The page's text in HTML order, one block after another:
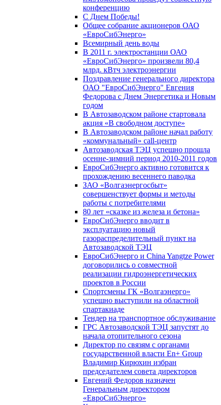
конференцию
С Днем Победы!
Общее собрание акционеров ОАО
«ЕвроСибЭнерго»
Всемирный день воды
В 2011 г. электростанции ОАО
«ЕвроСибЭнерго» произвели 80,4
млрд. кВтч электроэнергии
Поздравление генерального директора
ОАО "ЕвроСибЭнерго" Евгения
Федорова с Днем Энергетика и Новым
годом
В Автозаводском районе стартовала
акция «В свободном доступе»
В Автозаводском районе начал работу
«коммунальный» call-центр
Автозаводская ТЭЦ успешно прошла
осенне-зимний период 2010-2011 годов
ЕвроСибЭнерго активно готовится к
прохождению весеннего паводка
ЗАО «Волгаэнергосбыт»
совершенствует формы и методы
работы с потребителями
80 лет «сказке из железа и бетона»
ЕвроСибЭнерго вводит в
эксплуатацию новый
газораспределительный пункт на
Автозаводской ТЭЦ
ЕвроСибЭнерго и China Yangtze Power
договорились о совместной
реализации гидроэнергетических
проектов в России
Спортсмены ГК «Волгаэнерго»
успешно выступили на областной
спартакиаде
Тендер на транспортное обслуживание
ГРС Автозаводской ТЭЦ запустят до
начала отопительного сезона
Директор по связям с органами
государственной власти En+ Group
Владимир Кирюхин избран
председателем совета директоров
Евгений Федоров назначен
Генеральным директором
«ЕвроСибЭнерго»